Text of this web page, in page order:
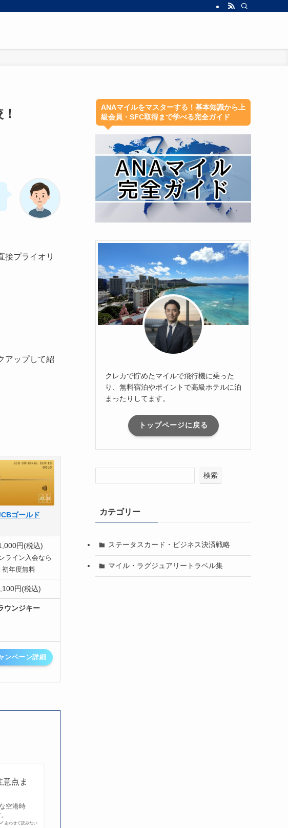
接プライオリ
アップして紹
ゴールド
円(税込)
ライン入会なら
初年度無料
円(税込)
ウンジキー
ンペーン詳細
あわせて読みたい
点ま
空港時
。…
ANAマイルをマスターする！基本知識から上
級会員・SFC取得まで学べる完全ガイド
クレカで貯めたマイルで飛行機に乗った
り、無料宿泊やポイントで高級ホテルに泊
まったりしてます。
トップページに戻る
検索
カテゴリー
ステータスカード・ビジネス決済戦略
マイル・ラグジュアリートラベル集